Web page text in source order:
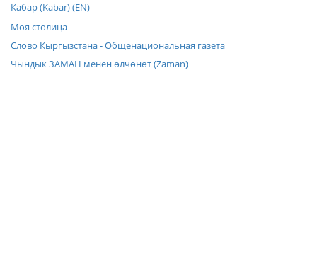
Кабар (Kabar) (EN)
Моя столица
Слово Кыргызстана - Общенациональная газета
Чындык ЗАМАН менен өлчөнөт (Zaman)